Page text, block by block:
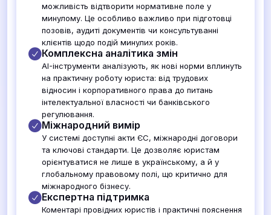
можливість відтворити нормативне поле у
минулому. Це особливо важливо при підготовці
позовів, аудиті документів чи консультуванні
клієнтів щодо подій минулих років.
Комплексна аналітика змін
AI-інструменти аналізують, як нові норми вплинуть
на практичну роботу юриста: від трудових
відносин і корпоративного права до питань
інтелектуальної власності чи банківського
регулювання.
Міжнародний вимір
У системі доступні акти ЄС, міжнародні договори
та ключові стандарти. Це дозволяє юристам
орієнтуватися не лише в українському, а й у
глобальному правовому полі, що критично для
міжнародного бізнесу.
Експертна підтримка
Коментарі провідних юристів і практичні пояснення